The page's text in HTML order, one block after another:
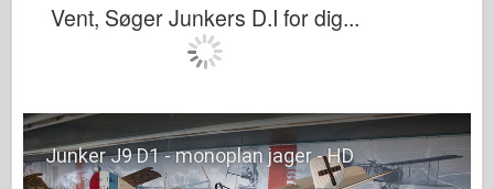
Vent, Søger Junkers D.I for dig...